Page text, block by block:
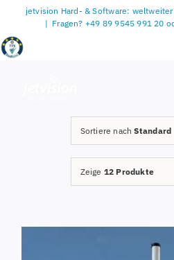
springen
jetvision Hard- & Software:
| Fragen? +49 89 9545 991 20
Sortiere nachStandard
Zeige 12 Produkte